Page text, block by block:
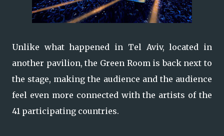
Unlike what happened in Tel Aviv, located in
another pavilion, the Green Room is back next to
the stage, making the audience and the audience
feel even more connected with the artists of the
41 participating countries.